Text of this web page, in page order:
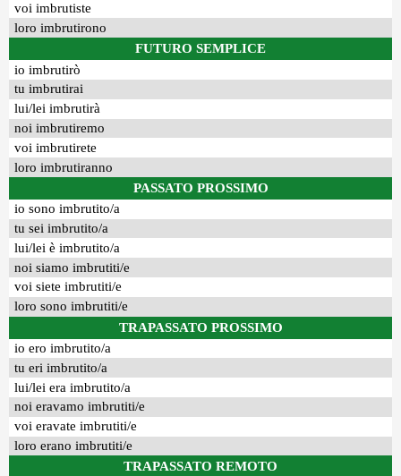
voi imbrutiste
loro imbrutirono
FUTURO SEMPLICE
io imbrutirò
tu imbrutirai
lui/lei imbrutirà
noi imbrutiremo
voi imbrutirete
loro imbrutiranno
PASSATO PROSSIMO
io sono imbrutito/a
tu sei imbrutito/a
lui/lei è imbrutito/a
noi siamo imbrutiti/e
voi siete imbrutiti/e
loro sono imbrutiti/e
TRAPASSATO PROSSIMO
io ero imbrutito/a
tu eri imbrutito/a
lui/lei era imbrutito/a
noi eravamo imbrutiti/e
voi eravate imbrutiti/e
loro erano imbrutiti/e
TRAPASSATO REMOTO